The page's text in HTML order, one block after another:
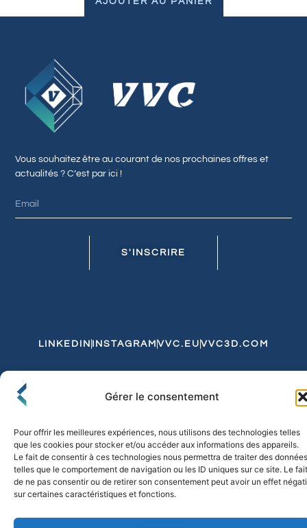
Gérer le consentement
Pour offrir les meilleures expériences, nous utilisons des technologies telles
que les cookies pour stocker et/ou accéder aux informations des appareils.
Le fait de consentir à ces technologies nous permettra de traiter des données
telles que le comportement de navigation ou les ID uniques sur ce site. Le fait
de ne pas consentir ou de retirer son consentement peut avoir un effet
sur certaines caractéristiques et fonctions.
Vous souhaitez être au courant de nos prochaines offres et
actualités ? C’est par ici !
S'INSCRIRE
LINKEDIN INSTAGRAM VVC.EU VVC3D.COM
Politique de Confidentialité et de CookiesExpédition et Livraison
© 2026 FLO & CO. All Rights Reserved